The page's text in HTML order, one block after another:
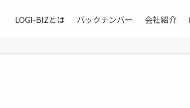
LOGI-BIZとは バックナンバー 会社紹介